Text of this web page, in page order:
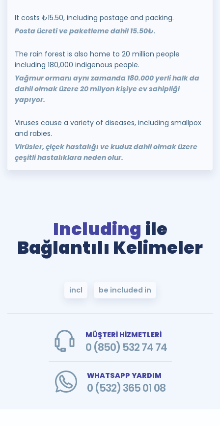
It costs ₺15.50, including postage and packing.
Posta ücreti ve paketleme dahil 15.50₺.
The rain forest is also home to 20 million people
including 180,000 indigenous people.
Yağmur ormanı aynı zamanda 180.000 yerli halk da
dahil olmak üzere 20 milyon kişiye ev sahipliği
yapıyor.
Viruses cause a variety of diseases, including smallpox
and rabies.
Virüsler, çiçek hastalığı ve kuduz dahil olmak üzere
çeşitli hastalıklara neden olur.
Including ile
Bağlantılı Kelimeler
incl be included in
MÜŞTERİ HİZMETLERİ
0 (850) 532 74 74
WHATSAPP YARDIM
0 (532) 365 01 08